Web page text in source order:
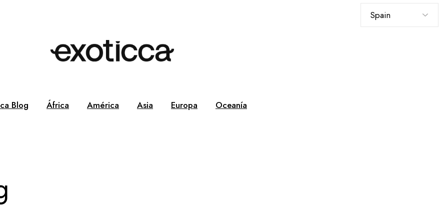
idioma
Blog África América Asia Europa Oceanía